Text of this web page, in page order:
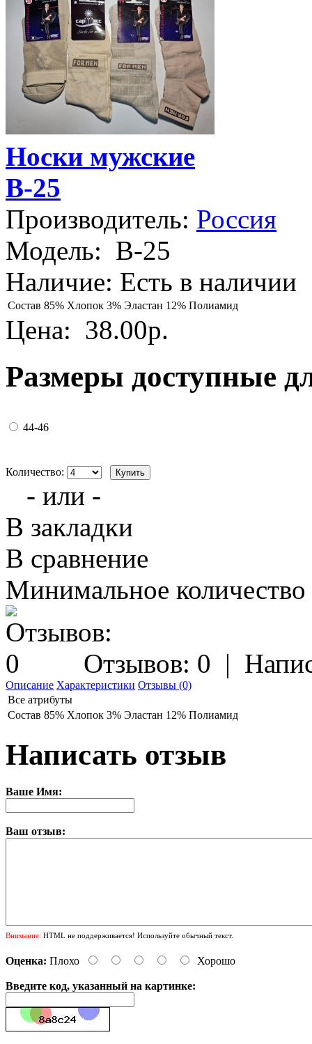
Носки мужские
B-25
Производитель: Россия
Модель: B-25
Наличие: Есть в наличии
Состав 85% Хлопок 3% Эластан 12% Полиамид
Цена: 38.00р.
Размеры доступные
44-46
Количество:
- или -
В закладки
В сравнение
Минимальное количество
Отзывов: 0 |
Описание Характеристики Отзывы (0)
Все атрибуты
Состав 85% Хлопок 3% Эластан 12% Полиамид
Написать отзыв
Ваше Имя:
Ваш отзыв:
Внимание: HTML не поддерживается! Используйте обычный текст.
Оценка: Плохо Хорошо
Введите код, указанный на картинке: